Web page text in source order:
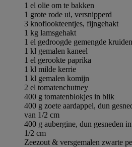
1 el olie om te bakken
1 grote rode ui, versnipperd
3 knoflookteentjes, fijngehakt
1 kg lamsgehakt
1 el gedroogde gemengde kruiden
1 kl gemalen kaneel
1 el gerookte paprika
1 kl milde kerrie
1 kl gemalen komijn
2 el tomatenchutney
400 g tomatenblokjes in blik
400 g zoete aardappel, dun
van 1/2 cm
400 g aubergine, dun gesneden
1/2 cm
Zeezout & versgemalen zwarte